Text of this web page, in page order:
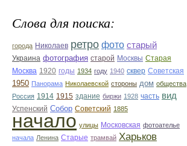
Слова для поиска:
города Николаев ретро фото старый
Украина фотография старой Москвы Старая
Москва 1920 годы 1934 году 1940 сквер Советская
1950 Панорама Николаевской стороны дом общества
Россия 1914 1915 здание биржи 1928 часть вид
Успенский Собор Советский 1885
начало улицы Московская фотоателье
начала Ленина Старые трамвай Харьков